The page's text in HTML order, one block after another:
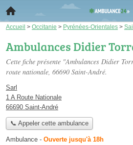
Accueil > Occitanie > Pyrénées-Orientales >
Ambulances Didier
Cette fiche présente "Ambulances Didier
route nationale, 66690 Saint-André.
Sarl
1 A Route Nationale
66690 Saint-André
📞 Appeler cette ambulance
Ambulance - Ouverte jusqu'à 18h